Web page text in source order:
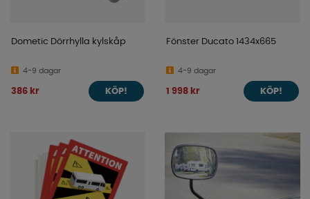
Dometic Dörrhylla kylskåp
4-9 dagar
386 kr KÖP!
Fönster Ducato 1434x665
4-9 dagar
1 998 kr KÖP!